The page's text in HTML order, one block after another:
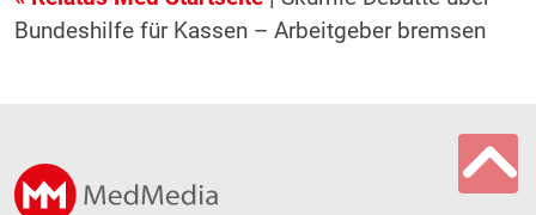
Bundeshilfe für Kassen – Arbeitgeber bremsen